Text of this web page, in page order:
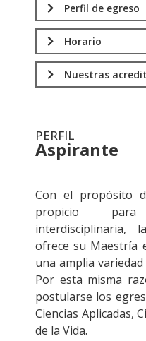
Perfil de egreso
Horario
Nuestras
PERFIL
Aspirante
Con el propósito
propicio
interdisciplinaria,
ofrece su Maestría
una amplia
Por esta misma
postularse los
Ciencias Aplicadas,
de la Vida.